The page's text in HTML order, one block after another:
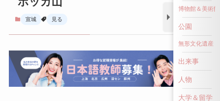
前へ戻る
博物館＆美術館
公園
無形文化遺産
出来事
人物
大学＆留学